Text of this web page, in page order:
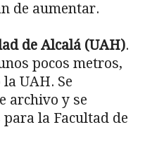
de aumentar.
de Alcalá (UAH).
pocos metros,
UAH. Se
archivo y se
la Facultad de